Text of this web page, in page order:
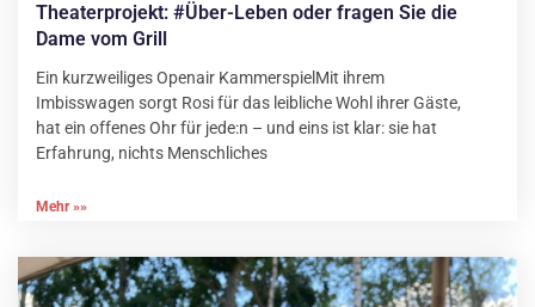
Theaterprojekt: #Über-Leben oder fragen Sie die
Dame vom Grill
Ein kurzweiliges Openair KammerspielMit ihrem
Imbisswagen sorgt Rosi für das leibliche Wohl ihrer Gäste,
hat ein offenes Ohr für jede:n – und eins ist klar: sie hat
Erfahrung, nichts Menschliches
Mehr »»